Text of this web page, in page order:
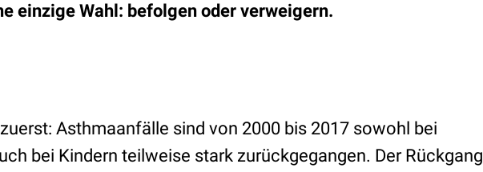
einzige Wahl: befolgen oder verweigern.
Asthmaanfälle sind von 2000 bis 2017 sowohl bei
bei Kindern teilweise stark zurückgegangen. Der Rückgang